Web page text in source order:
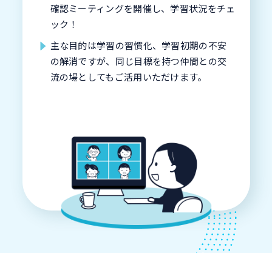
確認ミーティングを開催し、学習状況をチェ
ック！
主な目的は学習の習慣化、学習初期の不安
の解消ですが、同じ目標を持つ仲間との交
流の場としてもご活用いただけます。